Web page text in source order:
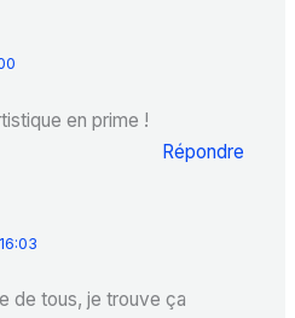
en prime !
Répondre
de tous, je trouve ça